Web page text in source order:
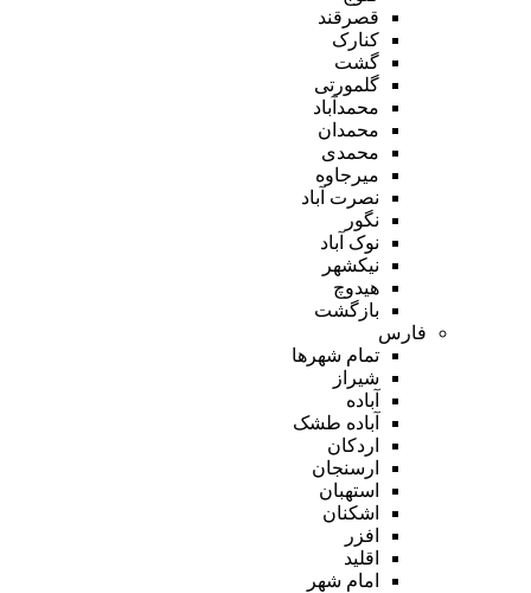
قصرقند
کنارک
گشت
گلمورتی
محمدآباد
محمدان
محمدی
میرجاوه
نصرت آباد
نگور
نوک آباد
نیکشهر
هیدوچ
بازگشت
فارس
تمام شهر‌ها
شیراز
آباده
آباده طشک
اردکان
ارسنجان
استهبان
اشکنان
افزر
اقلید
امام شهر